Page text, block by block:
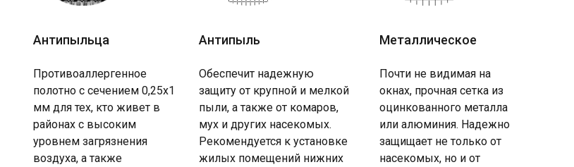
Антипыльца Антипыль
Противоаллергенное
полотно с сечением 0,25х1
мм для тех, кто живет в
районах с высоким
уровнем загрязнения
воздуха, а также
Обеспечит надежную
защиту от крупной и мелкой
пыли, а также от комаров,
мух и других насекомых.
Рекомендуется к установке
жилых помещений нижних
Металлическое
Почти не видимая на
окнах, прочная сетка из
оцинкованного металла
или алюминия. Надежно
защищает не только от
насекомых, но и от